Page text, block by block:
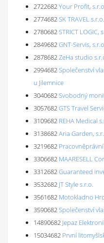
2722682Your Profit,
2774682SK TRAVEL s.r.o.
2780682STRICT LOGIC,
2849682GNT-Servis,
2878682ZeHa studio
2994682Společenství
u Jilemnice
3040682Svobodný
3057682GTS Travel
3109682 REHA Medical
3138682Aria Garden,
3219682
3306682 MAARESELL
3312682Guaranteed
3532682 JT Style s.r.o.
3561682 Motokladno
3590682Společenství
14890682 Jepaz
15034682 První